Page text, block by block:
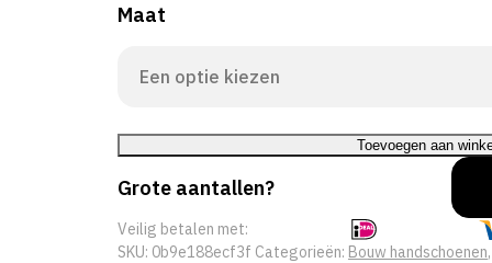
Maat
Toevoegen aan
Grote aantallen?
Veilig betalen met:
SKU: 0b9e188ecf3f Categorieën: Bouw handschoenen,